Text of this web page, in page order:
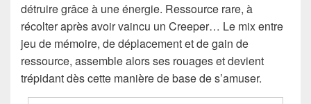
détruire grâce à une énergie. Ressource rare, à
récolter après avoir vaincu un Creeper… Le mix entre
jeu de mémoire, de déplacement et de gain de
ressource, assemble alors ses rouages et devient
trépidant dès cette manière de base de s’amuser.